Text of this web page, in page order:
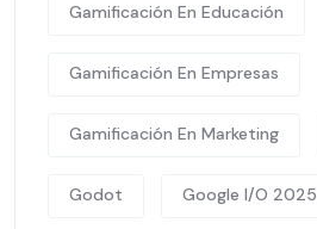
Gamificación En Educación
Gamificación En Empresas
Gamificación En Marketing
Godot Google I/O 2025